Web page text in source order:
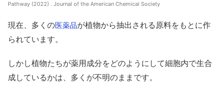
Pathway (2022) . Journal of the American Chemical Society
現在、多くの医薬品が植物から抽出される原料をもとに作
られています。
しかし植物たちが薬用成分をどのようにして細胞内で生合
成しているかは、多くが不明のままです。